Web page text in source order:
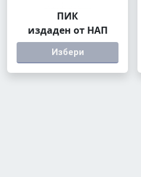
ПИК
издаден от НАП
Избери